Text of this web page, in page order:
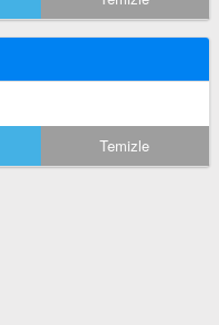
Temizle